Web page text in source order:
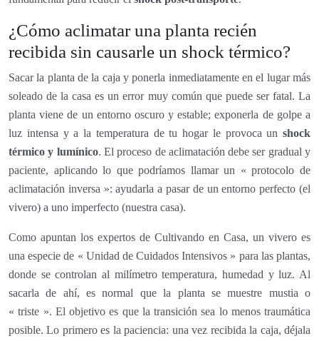
¿Cómo aclimatar una planta recién
recibida sin causarle un shock térmico?
Sacar la planta de la caja y ponerla inmediatamente en el lugar más
soleado de la casa es un error muy común que puede ser fatal. La
planta viene de un entorno oscuro y estable; exponerla de golpe a
luz intensa y a la temperatura de tu hogar le provoca un shock
térmico y lumínico. El proceso de aclimatación debe ser gradual y
paciente, aplicando lo que podríamos llamar un « protocolo de
aclimatación inversa »: ayudarla a pasar de un entorno perfecto (el
vivero) a uno imperfecto (nuestra casa).
Como apuntan los expertos de Cultivando en Casa, un vivero es
una especie de « Unidad de Cuidados Intensivos » para las plantas,
donde se controlan al milímetro temperatura, humedad y luz. Al
sacarla de ahí, es normal que la planta se muestre mustia o
« triste ». El objetivo es que la transición sea lo menos traumática
posible. Lo primero es la paciencia: una vez recibida la caja, déjala